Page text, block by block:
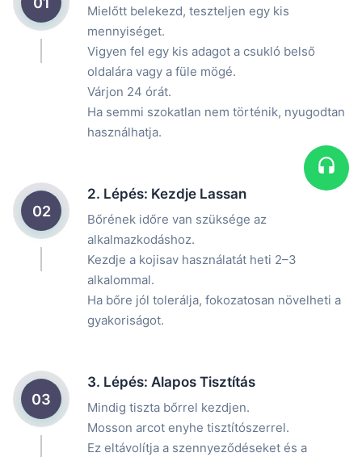
Mielőtt belekezd, teszteljen egy kis
mennyiséget.
Vigyen fel egy kis adagot a csukló belső
oldalára vagy a füle mögé.
Várjon 24 órát.
Ha semmi szokatlan nem történik, nyugodtan
használhatja.
02
2. Lépés: Kezdje Lassan
Bőrének időre van szüksége az
alkalmazkodáshoz.
Kezdje a kojisav használatát heti 2–3
alkalommal.
Ha bőre jól tolerálja, fokozatosan növelheti a
gyakoriságot.
03
3. Lépés: Alapos Tisztítás
Mindig tiszta bőrrel kezdjen.
Mosson arcot enyhe tisztítószerrel.
Ez eltávolítja a szennyeződéseket és a